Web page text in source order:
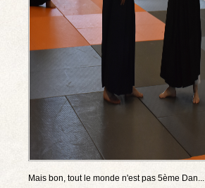
Mais bon, tout le monde n'est pas 5ème Dan...